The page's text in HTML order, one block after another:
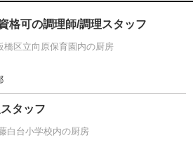
格可の調理師/調理スタッフ
橋区立向原保育園内の厨房
タッフ
白台小学校内の厨房